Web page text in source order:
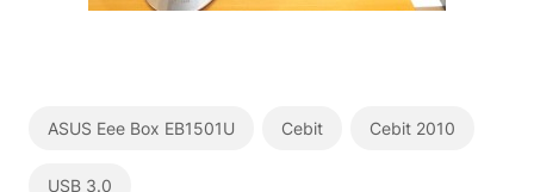
ASUS Eee Box EB1501U Cebit Cebit 2010
USB 3.0